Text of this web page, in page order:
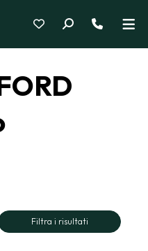
Filtra i risultati